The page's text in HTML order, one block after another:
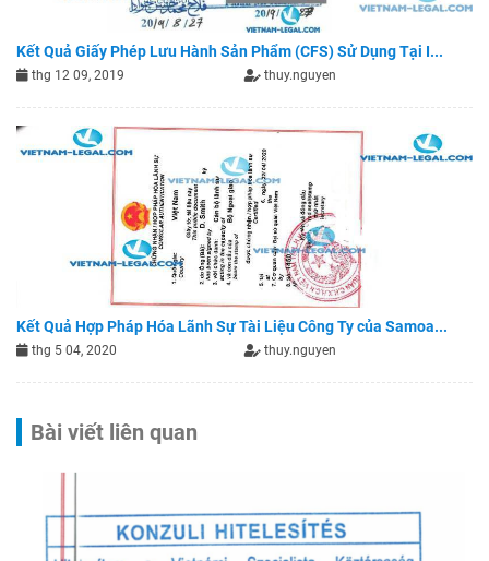
Kết Quả Giấy Phép Lưu Hành Sản Phẩm (CFS) Sử Dụng Tại I...
thg 12 09, 2019 thuy.nguyen
Kết Quả Hợp Pháp Hóa Lãnh Sự Tài Liệu Công Ty của Samoa...
thg 5 04, 2020 thuy.nguyen
Bài viết liên quan